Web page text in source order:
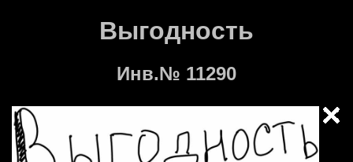
Выгодность
Инв.№ 11290